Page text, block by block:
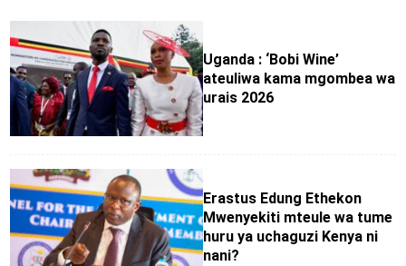
Uganda : ‘Bobi Wine’
ateuliwa kama mgombea wa
urais 2026
Erastus Edung Ethekon
Mwenyekiti mteule wa tume
huru ya uchaguzi Kenya ni
nani?